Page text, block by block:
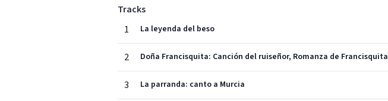
Tracks
1
La leyenda del beso
2 Doña Francisquita: Canción del ruiseñor, Romanza de Francisquita
3 La parranda: canto a Murcia